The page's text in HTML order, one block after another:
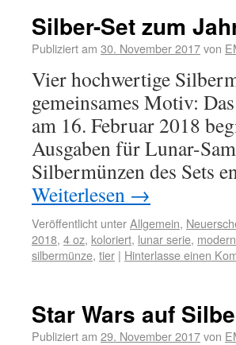
Silber-Set zum
Publiziert am 30. November 2017von
Vier hochwertige
gemeinsames Motiv:
am 16. Februar 2018
Ausgaben für Lunar-
Silbermünzen des Sets
Weiterlesen →
Veröffentlicht unterAllgemein,
2018, 4 oz, koloriert, lunar serie,
silbermünze, tier | Hinterlasse einen
Star Wars auf
Publiziert am 29. November 2017von